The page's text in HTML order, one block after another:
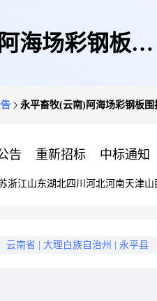
海场彩钢板围
永平畜牧(云南)阿海场彩钢板
告 重新招标 中标通知
浙江山东湖北四川 河北河南天津山
云南省 大理白族自治州 永平县